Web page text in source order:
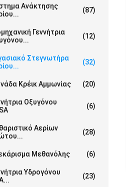
Ανάκτησης
(87)
Γεννήτρια
(12)
Στεγνωτήρα
(32)
Κρέικ Αμμωνίας (20)
Οξυγόνου
(6)
Αερίων
(28)
Μεθανόλης (6)
Υδρογόνου
(23)